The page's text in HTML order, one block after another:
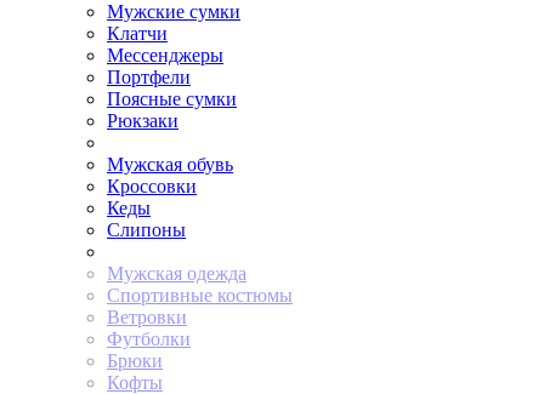
Мужские сумки
Клатчи
Мессенджеры
Портфели
Поясные сумки
Рюкзаки
Мужская обувь
Кроссовки
Кеды
Слипоны
Мужская одежда
Спортивные костюмы
Ветровки
Футболки
Брюки
Кофты